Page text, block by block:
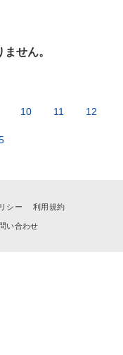
せん。
10 11 12
シー 利用規約
い合わせ